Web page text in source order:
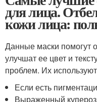
для лица.
кожи лица:
Данные маски помогут
улучшат ее цвет и
проблем. Их
Если есть
Выраженный